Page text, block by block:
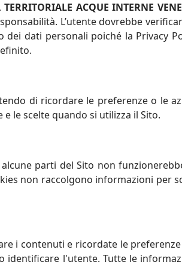
ACQUE INTERNE
L’utente dovrebbe
dati personali poiché la Privacy
di ricordare le preferenze o le
le scelte quando si utilizza il Sito.
parti del Sito non
non raccolgono informazioni per
i contenuti e ricordate le
identificare l'utente. Tutte le